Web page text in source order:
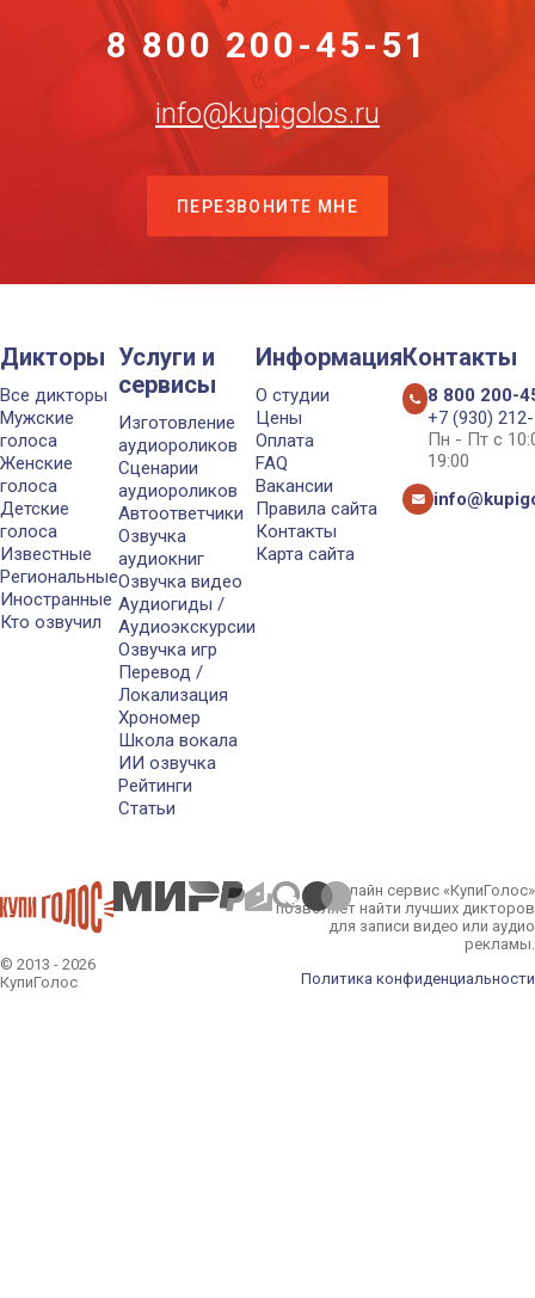
8 800 200-45-51
info@kupigolos.ru
ПЕРЕЗВОНИТЕ МНЕ
Дикторы
Все дикторы
Мужские
голоса
Женские
голоса
Детские
голоса
Известные
Региональные
Иностранные
Кто озвучил
Услуги и
сервисы
Изготовление
аудиороликов
Сценарии
аудиороликов
Автоответчики
Озвучка
аудиокниг
Озвучка видео
Аудиогиды /
Аудиоэкскурсии
Озвучка игр
Перевод /
Локализация
Хрономер
Школа вокала
ИИ озвучка
Рейтинги
Статьи
Информация
О студии
Цены
Оплата
FAQ
Вакансии
Правила сайта
Контакты
Карта сайта
Контакты
8 800 200-
+7 (930)
Пн - Пт с
19:00
© 2013 - 2026
КупиГолос
Онлайн сервис «КупиГолос»
позволяет найти лучших дикторов
для записи видео или аудио
рекламы.
Политика конфиденциальности